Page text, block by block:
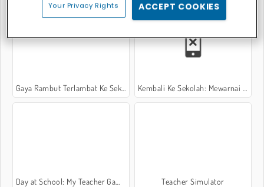
Gaya Rambut Terlambat Ke Sekolah Kembali Ke Sekolah: Mewarnai Hewan
Day at School: My Teacher Games Teacher Simulator
Your Privacy Rights ACCEPT COOKIES